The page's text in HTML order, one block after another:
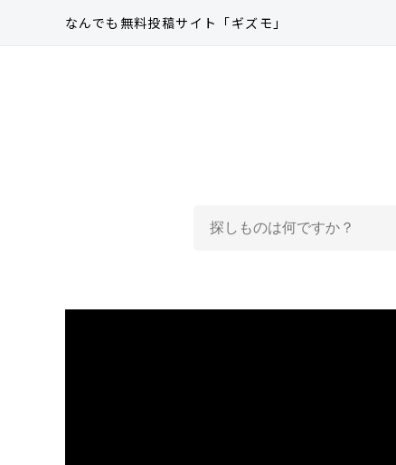
なんでも無料投稿サイト 「ギズモ」